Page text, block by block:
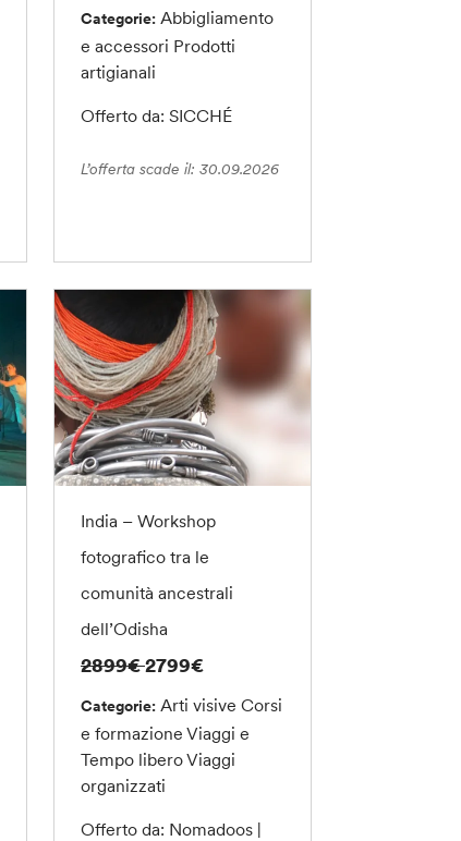
Categorie: Abbigliamento
e accessori Prodotti
artigianali
Offerto da: SICCHÉ
L’offerta scade il: 30.09.2026
India – Workshop
fotografico tra le
comunità ancestrali
dell’Odisha
2899€2799€
Categorie: Arti visive Corsi
e formazione Viaggi e
Tempo liberoViaggi
organizzati
Offerto da: Nomadoos |